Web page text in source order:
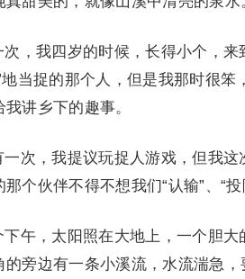
我四岁的时候，长得小个，来
地当捉的那个人，但是我那时很
讲乡下的趣事。
，我提议玩捉人游戏，但我这
个伙伴不得不想我们“认输”、“投
，太阳照在大地上，一个胆大
的旁边有一条小溪流，水流湍急